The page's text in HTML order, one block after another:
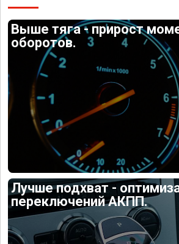
Выше тяга - прирост
оборотов.
Лучше подхват -
переключений АКПП.